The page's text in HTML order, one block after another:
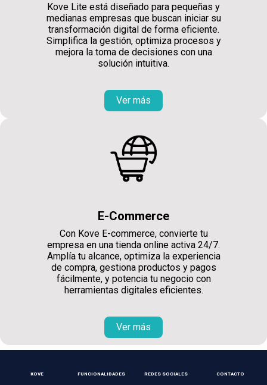
Kove Lite está diseñado para pequeñas y
medianas empresas que buscan iniciar su
transformación digital de forma eficiente.
Simplifica la gestión, optimiza procesos y
mejora la toma de decisiones con una
solución intuitiva.
Ver más
E-Commerce
Con Kove E-commerce, convierte tu
empresa en una tienda online activa 24/7.
Amplía tu alcance, optimiza la experiencia
de compra, gestiona productos y pagos
fácilmente, y potencia tu negocio con
herramientas digitales eficientes.
Ver más
KOVE FUNCIONALIDADES REDES SOCIALES CONTACTO